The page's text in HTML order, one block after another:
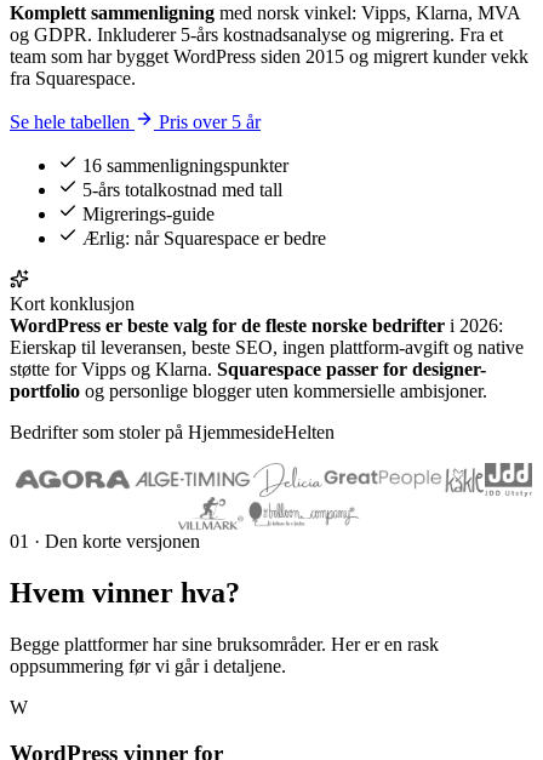
Komplett sammenligning med norsk vinkel: Vipps, Klarna, MVA
og GDPR. Inkluderer 5-års kostnadsanalyse og migrering. Fra et
team som har bygget WordPress siden 2015 og migrert kunder vekk
fra Squarespace.
Se hele tabellen Pris over 5 år
16 sammenligningspunkter
5-års totalkostnad med tall
Migrerings-guide
Ærlig: når Squarespace er bedre
Kort konklusjon
WordPress er beste valg for de fleste norske bedrifter i 2026:
Eierskap til leveransen, beste SEO, ingen plattform-avgift og native
støtte for Vipps og Klarna. Squarespace passer for designer-
portfolio og personlige blogger uten kommersielle ambisjoner.
Bedrifter som stoler på HjemmesideHelten
01 · Den korte versjonen
Hvem vinner hva?
Begge plattformer har sine bruksområder. Her er en rask
oppsummering før vi går i detaljene.
W
WordPress vinner for